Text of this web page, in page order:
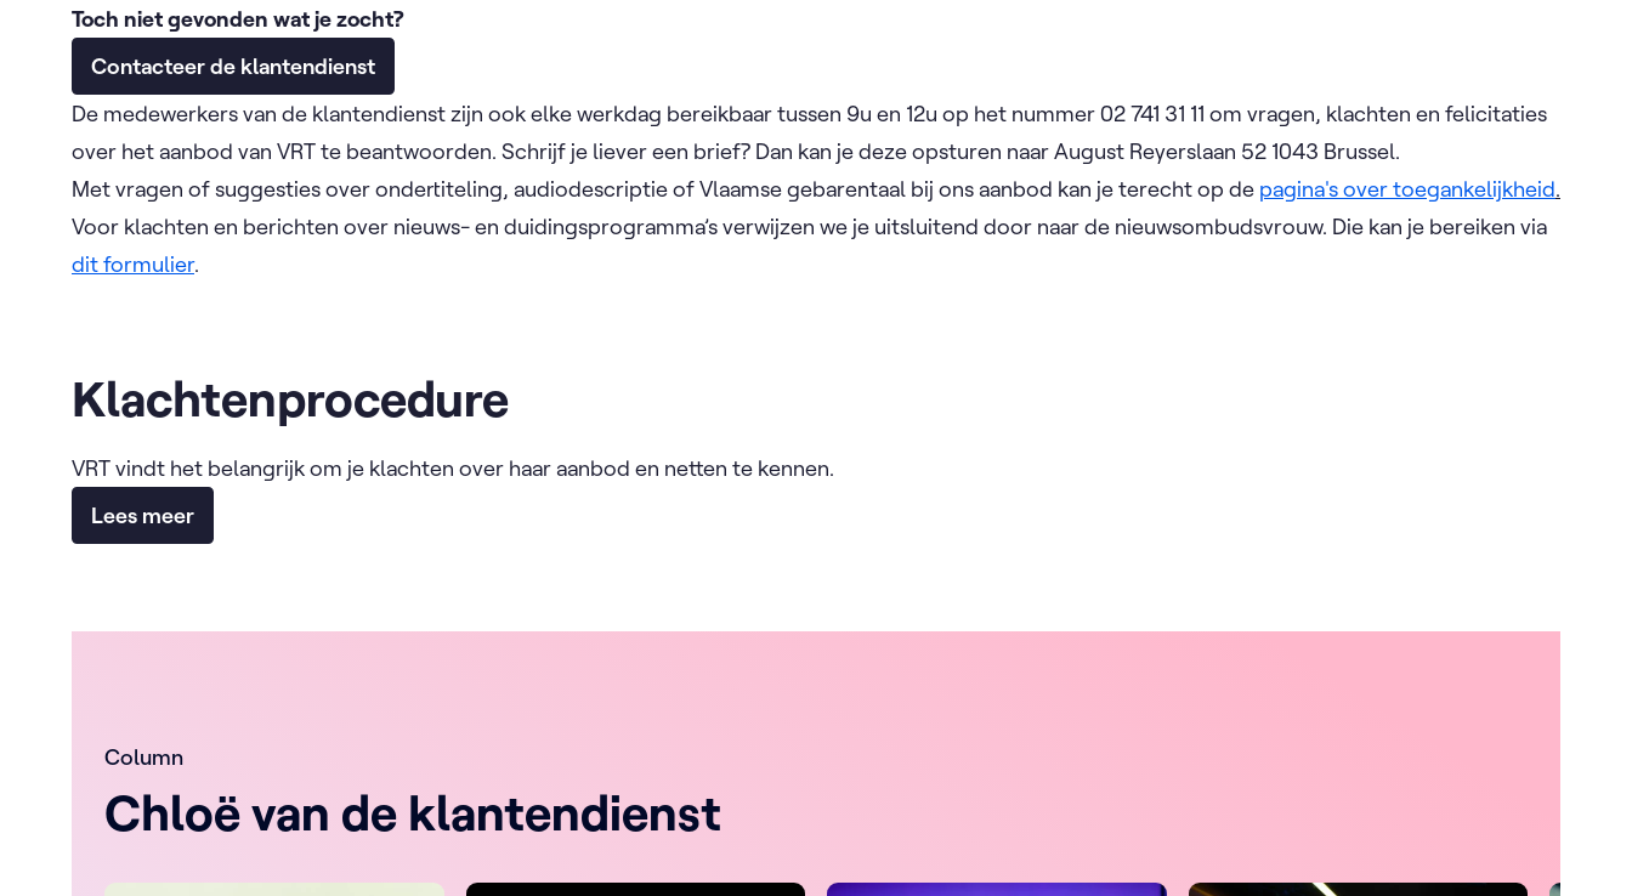
Toch niet gevonden wat je zocht?
Contacteer de klantendienst
De medewerkers van de klantendienst zijn ook elke werkdag bereikbaar tussen 9u en 12u op het nummer 02 741 31 11 om vragen, klachten en felicitaties
over het aanbod van VRT te beantwoorden. Schrijf je liever een brief? Dan kan je deze opsturen naar August Reyerslaan 52 1043 Brussel.
Met vragen of suggesties over ondertiteling, audiodescriptie of Vlaamse gebarentaal bij ons aanbod kan je terecht op de pagina's over toegankelijkheid.
Voor klachten en berichten over nieuws- en duidingsprogramma’s verwijzen we je uitsluitend door naar de nieuwsombudsvrouw. Die kan je bereiken via
dit formulier.
Klachtenprocedure
VRT vindt het belangrijk om je klachten over haar aanbod en netten te kennen.
Lees meer
Column
Chloë van de klantendienst